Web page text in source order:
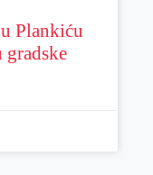
Plankiću
gradske